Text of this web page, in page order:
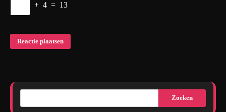
+ 4 = 13
Zoeken